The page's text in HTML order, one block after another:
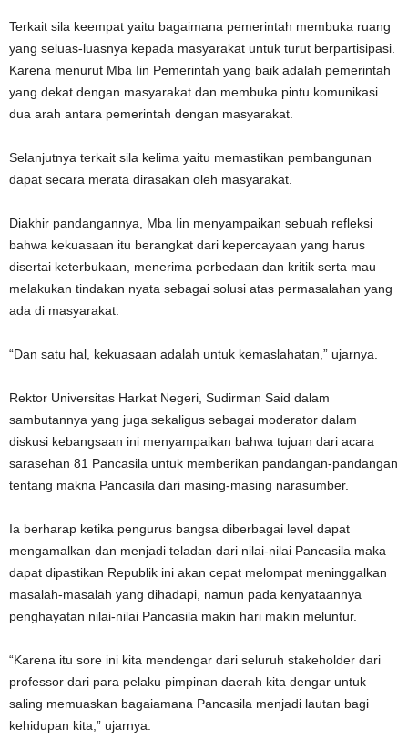
Terkait sila keempat yaitu bagaimana pemerintah membuka ruang
yang seluas-luasnya kepada masyarakat untuk turut berpartisipasi.
Karena menurut Mba Iin Pemerintah yang baik adalah pemerintah
yang dekat dengan masyarakat dan membuka pintu komunikasi
dua arah antara pemerintah dengan masyarakat.
Selanjutnya terkait sila kelima yaitu memastikan pembangunan
dapat secara merata dirasakan oleh masyarakat.
Diakhir pandangannya, Mba Iin menyampaikan sebuah refleksi
bahwa kekuasaan itu berangkat dari kepercayaan yang harus
disertai keterbukaan, menerima perbedaan dan kritik serta mau
melakukan tindakan nyata sebagai solusi atas permasalahan yang
ada di masyarakat.
“Dan satu hal, kekuasaan adalah untuk kemaslahatan,” ujarnya.
Rektor Universitas Harkat Negeri, Sudirman Said dalam
sambutannya yang juga sekaligus sebagai moderator dalam
diskusi kebangsaan ini menyampaikan bahwa tujuan dari acara
sarasehan 81 Pancasila untuk memberikan pandangan-pandangan
tentang makna Pancasila dari masing-masing narasumber.
Ia berharap ketika pengurus bangsa diberbagai level dapat
mengamalkan dan menjadi teladan dari nilai-nilai Pancasila maka
dapat dipastikan Republik ini akan cepat melompat meninggalkan
masalah-masalah yang dihadapi, namun pada kenyataannya
penghayatan nilai-nilai Pancasila makin hari makin meluntur.
“Karena itu sore ini kita mendengar dari seluruh stakeholder dari
professor dari para pelaku pimpinan daerah kita dengar untuk
saling memuaskan bagaiamana Pancasila menjadi lautan bagi
kehidupan kita,” ujarnya.